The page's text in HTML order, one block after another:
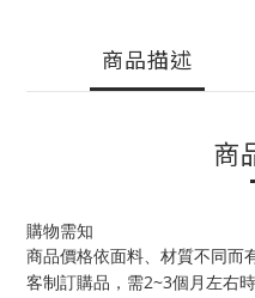
商品描述
商
購物需知
商品價格依面料、材質不同而
客制訂購品，需2~3個月左右